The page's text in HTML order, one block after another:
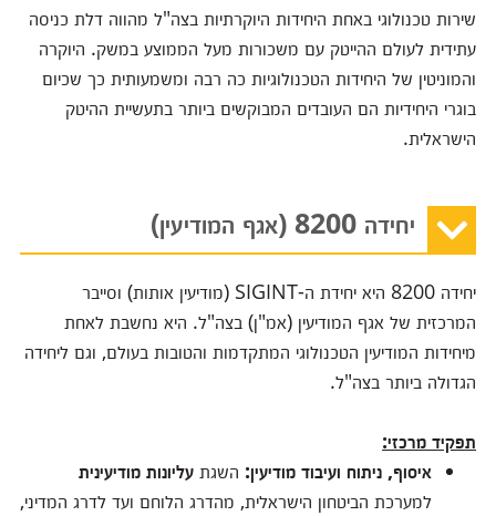
שירות טכנולוגי באחת היחידות היוקרתיות בצה"ל מהווה דלת כניסה
עתידית לעולם ההייטק עם משכורות מעל הממוצע במשק. היוקרה
והמוניטין של היחידות הטכנולוגיות כה רבה ומשמעותית כך שכיום
בוגרי היחידיות הם העובדים המבוקשים ביותר בתעשיית ההיטק
הישראלית.
יחידה 8200 (אגף המודיעין)
יחידה 8200 היא יחידת ה-SIGINT (מודיעין אותות) וסייבר
המרכזית של אגף המודיעין (אמ"ן) בצה"ל. היא נחשבת לאחת
מיחידות המודיעין הטכנולוגי המתקדמות והטובות בעולם, וגם ליחידה
הגדולה ביותר בצה"ל.
תפקיד מרכזי:
איסוף, ניתוח ועיבוד מודיעין: השגת עליונות מודיעינית
למערכת הביטחון הישראלית, מהדרג הלוחם ועד לדרג המדיני,